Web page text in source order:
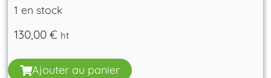
1 en stock
130,00€ ht
Ajouter au panier